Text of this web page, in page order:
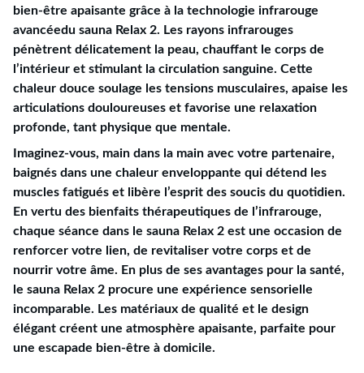
bien-être apaisante grâce à la technologie infrarouge
avancéedu sauna Relax 2. Les rayons infrarouges
pénètrent délicatement la peau, chauffant le corps de
l’intérieur et stimulant la circulation sanguine. Cette
chaleur douce soulage les tensions musculaires, apaise les
articulations douloureuses et favorise une relaxation
profonde, tant physique que mentale.
Imaginez-vous, main dans la main avec votre partenaire,
baignés dans une chaleur enveloppante qui détend les
muscles fatigués et libère l’esprit des soucis du quotidien.
En vertu des bienfaits thérapeutiques de l’infrarouge,
chaque séance dans le sauna Relax 2 est une occasion de
renforcer votre lien, de revitaliser votre corps et de
nourrir votre âme. En plus de ses avantages pour la santé,
le sauna Relax 2 procure une expérience sensorielle
incomparable. Les matériaux de qualité et le design
élégant créent une atmosphère apaisante, parfaite pour
une escapade bien-être à domicile.